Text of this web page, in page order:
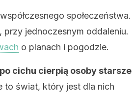
społeczeństwa.
jednoczesnym oddaleniu.
o planach i pogodzie.
cichu cierpią osoby starsze
to świat, który jest dla nich